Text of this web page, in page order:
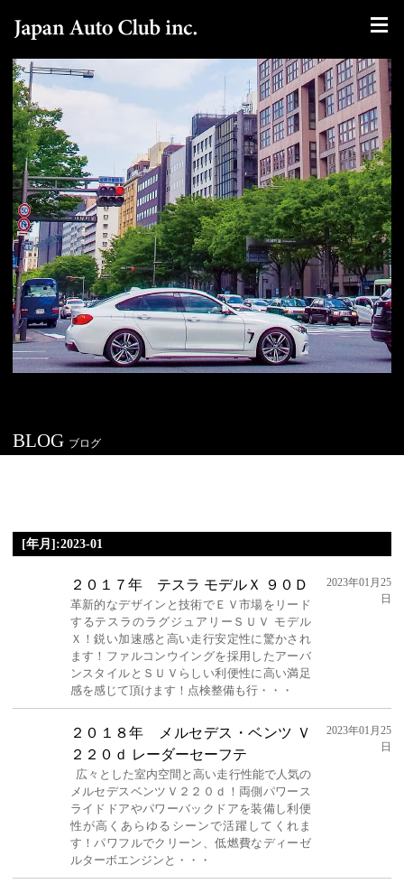
BLOG ブログ
[年月]:2023-01
２０１７年 テスラ モデルＸ ９０Ｄ
革新的なデザインと技術でＥＶ市場をリード
するテスラのラグジュアリーＳＵＶ モデル
Ｘ！鋭い加速感と高い走行安定性に驚かされ
ます！ファルコンウイングを採用したアーバ
ンスタイルとＳＵＶらしい利便性に高い満足
感を感じて頂けます！点検整備も行・・・
2023年01月25
日
２０１８年 メルセデス・ベンツ Ｖ
２２０ｄ レーダーセーフテ
広々とした室内空間と高い走行性能で人気の
メルセデスベンツＶ２２０ｄ！両側パワース
ライドドアやパワーバックドアを装備し利便
性が高くあらゆるシーンで活躍してくれま
す！パワフルでクリーン、低燃費なディーゼ
ルターボエンジンと・・・
2023年01月25
日